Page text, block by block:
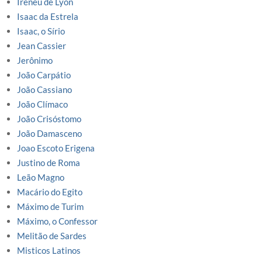
Isaac da Estrela
Isaac, o Sírio
Jean Cassier
Jerônimo
João Carpátio
João Cassiano
João Clímaco
João Crisóstomo
João Damasceno
Joao Escoto Erigena
Justino de Roma
Leão Magno
Macário do Egito
Máximo de Turim
Máximo, o Confessor
Melitão de Sardes
Misticos Latinos